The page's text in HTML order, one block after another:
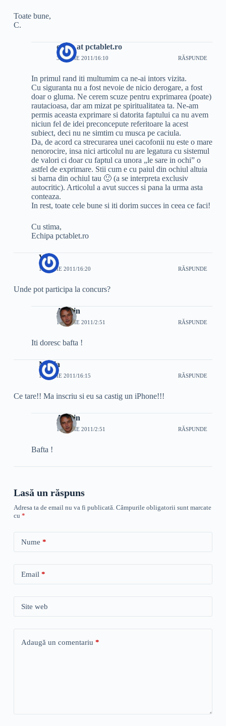
Toate bune,
C.
office at pctablet.ro
30 IUNIE 2011/16:10 RĂSPUNDE
In primul rand iti multumim ca ne-ai intors vizita.
Cu siguranta nu a fost nevoie de nicio derogare, a fost
doar o gluma. Ne cerem scuze pentru exprimarea (poate)
rautacioasa, dar am mizat pe spiritualitatea ta. Ne-am
permis aceasta exprimare si datorita faptului ca nu avem
niciun fel de idei preconcepute referitoare la acest
subiect, deci nu ne simtim cu musca pe caciula.
Da, de acord ca strecurarea unei cacofonii nu este o mare
nenorocire, insa nici articolul nu are legatura cu sistemul
de valori ci doar cu faptul ca unora „le sare in ochi” o
astfel de exprimare. Stii cum e cu paiul din ochiul altuia
si barna din ochiul tau 🙂 (a se interpreta exclusiv
autocritic). Articolul a avut succes si pana la urma asta
conteaza.
In rest, toate cele bune si iti dorim succes in ceea ce faci!
Cu stima,
Echipa pctablet.ro
Vera
16 IUNIE 2011/16:20 RĂSPUNDE
Unde pot participa la concurs?
Admin
17 IUNIE 2011/2:51 RĂSPUNDE
Iti doresc bafta !
Maria
16 IUNIE 2011/16:15 RĂSPUNDE
Ce tare!! Ma inscriu si eu sa castig un iPhone!!!
Admin
17 IUNIE 2011/2:51 RĂSPUNDE
Bafta !
Lasă un răspuns
Adresa ta de email nu va fi publicată. Câmpurile obligatorii sunt marcate
cu *
Nume *
Email *
Site web
Adaugă un comentariu *